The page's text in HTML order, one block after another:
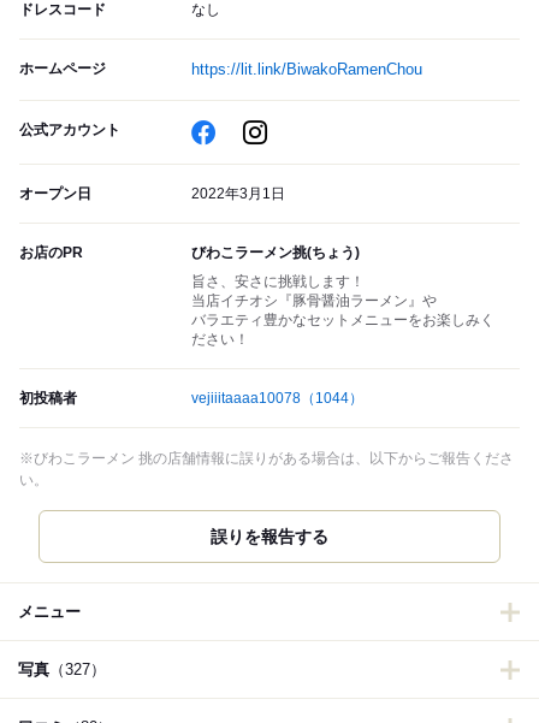
ドレスコード なし
ホームページ https://lit.link/BiwakoRamenChou
公式アカウント
オープン日 2022年3月1日
お店のPR
びわこラーメン挑(ちょう)
旨さ、安さに挑戦します！
当店イチオシ『豚骨醤油ラーメン』や
バラエティ豊かなセットメニューをお楽しみく
ださい！
初投稿者 vejiiitaaaa10078 （1044）
※びわこラーメン 挑の店舗情報に誤りがある場合は、以下からご報告くださ
い。
誤りを報告する
メニュー
写真 （327）